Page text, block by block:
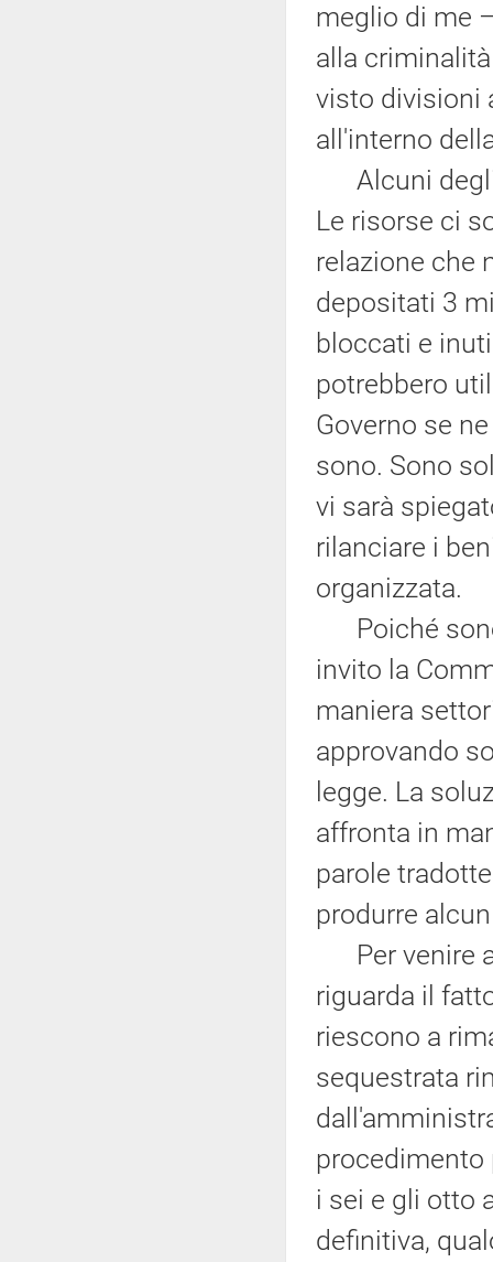
meglio di me
alla
visto divisioni
all'interno
Alcuni degli
Le risorse ci
relazione che
depositati 3
bloccati e
potrebbero
Governo se
sono. Sono
vi sarà
rilanciare i
organizzata.
Poiché
invito la
maniera
approvando
legge. La
affronta in
parole
produrre
Per venire a
riguarda il
riescono a
sequestrata
procedimento
i sei e gli otto
definitiva,